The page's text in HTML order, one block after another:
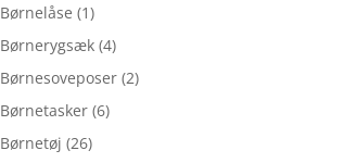
Børnelåse (1)
Børnerygsæk (4)
Børnesoveposer (2)
Børnetasker (6)
Børnetøj (26)